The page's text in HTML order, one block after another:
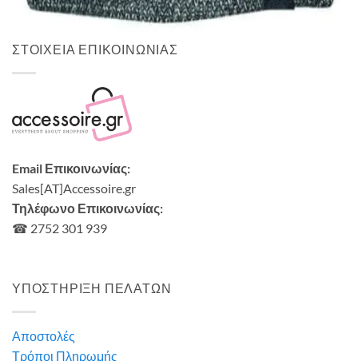
7,00€
ΣΤΟΙΧΕΙΑ ΕΠΙΚΟΙΝΩΝΙΑΣ
Email Επικοινωνίας:
Sales[AT]Accessoire.gr
Τηλέφωνο Επικοινωνίας:
☎ 2752 301 939
ΥΠΟΣΤΗΡΙΞΗ ΠΕΛΑΤΩΝ
Αποστολές
Τρόποι Πληρωμής